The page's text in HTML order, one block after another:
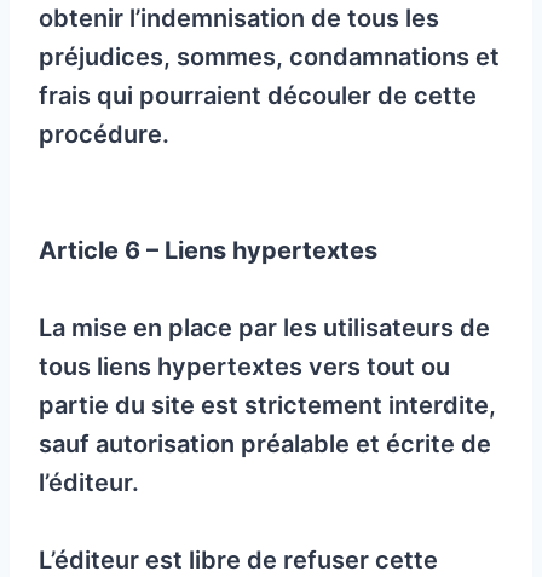
obtenir l’indemnisation de tous les
préjudices, sommes, condamnations et
frais qui pourraient découler de cette
procédure.
Article 6 – Liens hypertextes
La mise en place par les utilisateurs de
tous liens hypertextes vers tout ou
partie du site est strictement interdite,
sauf autorisation préalable et écrite de
l’éditeur.
L’éditeur est libre de refuser cette